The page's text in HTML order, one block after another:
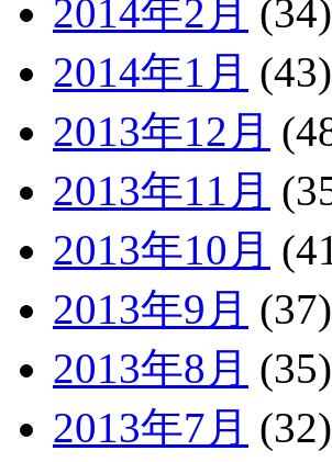
2014年2月 (34)
2014年1月 (43)
2013年12月
2013年11月
2013年10月
2013年9月 (37)
2013年8月 (35)
2013年7月 (32)